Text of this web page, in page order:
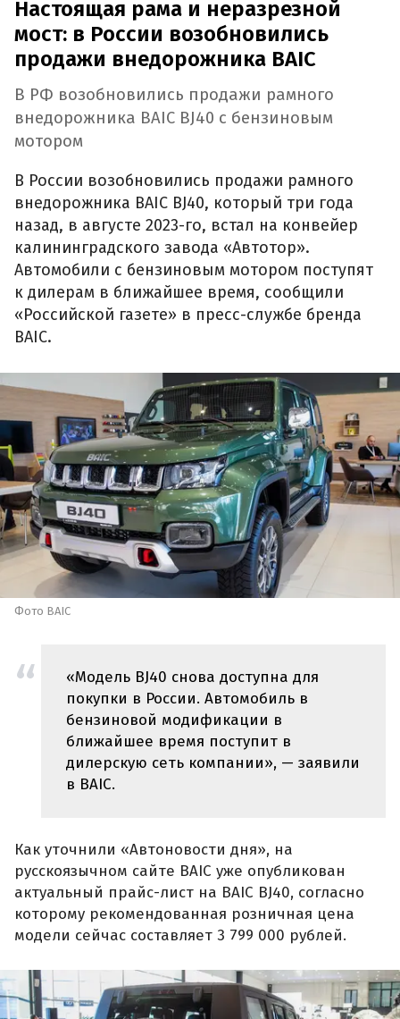
Настоящая рама и неразрезной
мост: в России возобновились
продажи внедорожника BAIC
В РФ возобновились продажи рамного
внедорожника BAIC BJ40 с бензиновым
мотором
В России возобновились продажи рамного
внедорожника BAIC BJ40, который три года
назад, в августе 2023-го, встал на конвейер
калининградского завода «Автотор».
Автомобили с бензиновым мотором поступят
к дилерам в ближайшее время, сообщили
«Российской газете» в пресс-службе бренда
BAIC.
Фото BAIC
«Модель BJ40 снова доступна для
покупки в России. Автомобиль в
бензиновой модификации в
ближайшее время поступит в
дилерскую сеть компании», — заявили
в BAIC.
Как уточнили «Автоновости дня», на
русскоязычном сайте BAIC уже опубликован
актуальный прайс-лист на BAIC BJ40, согласно
которому рекомендованная розничная цена
модели сейчас составляет 3 799 000 рублей.